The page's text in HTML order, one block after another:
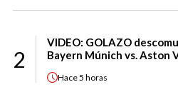
2
VIDEO: GOLAZO
Bayern Múnich vs. Aston
Hace5 horas